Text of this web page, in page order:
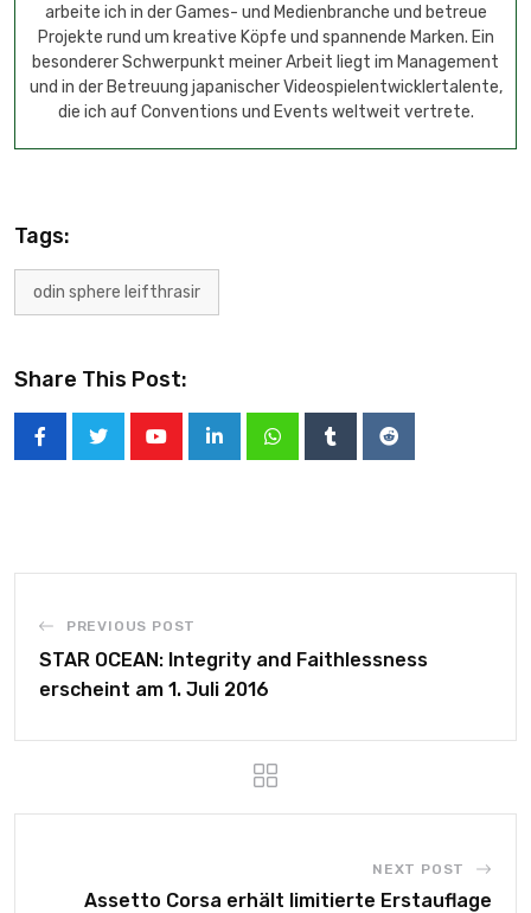
arbeite ich in der Games- und Medienbranche und betreue
Projekte rund um kreative Köpfe und spannende Marken. Ein
besonderer Schwerpunkt meiner Arbeit liegt im Management
und in der Betreuung japanischer Videospielentwicklertalente,
die ich auf Conventions und Events weltweit vertrete.
Tags:
odin sphere leifthrasir
Share This Post:
PREVIOUS POST
STAR OCEAN: Integrity and Faithlessness
erscheint am 1. Juli 2016
NEXT POST
Assetto Corsa erhält limitierte Erstauflage